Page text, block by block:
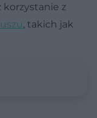
korzystanie z
, takich jak